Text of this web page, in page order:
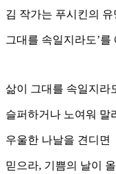
김 작가는 푸시킨의 유
그대를 속일지라도’를
삶이 그대를 속일지라
슬퍼하거나 노여워 말
우울한 나날을 견디면
믿으라, 기쁨의 날이 올